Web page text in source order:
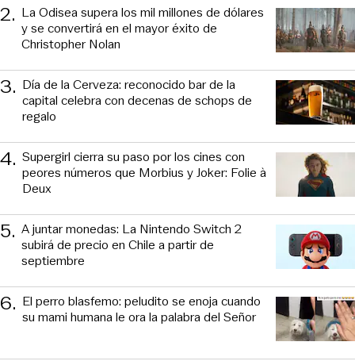
2. La Odisea supera los mil millones de dólares
y se convertirá en el mayor éxito de
Christopher Nolan
3. Día de la Cerveza: reconocido bar de la
capital celebra con decenas de schops de
regalo
4. Supergirl cierra su paso por los cines con
peores números que Morbius y Joker: Folie à
Deux
5. A juntar monedas: La Nintendo Switch 2
subirá de precio en Chile a partir de
septiembre
6. El perro blasfemo: peludito se enoja cuando
su mami humana le ora la palabra del Señor